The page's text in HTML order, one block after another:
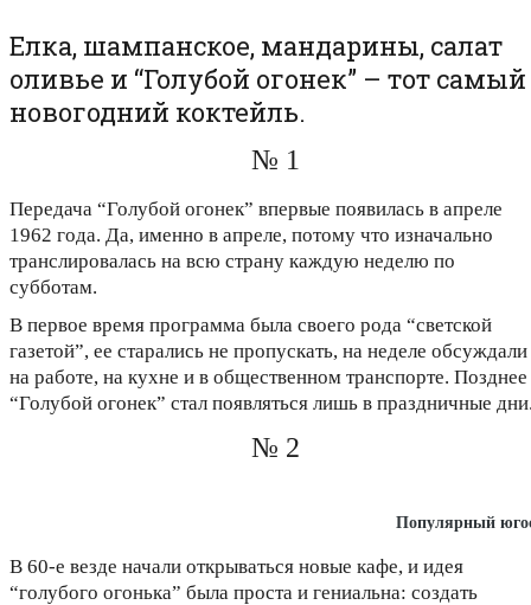
Елка, шампанское, мандарины, салат
оливье и “Голубой огонек” – тот самый
новогодний коктейль.
№ 1
Передача “Голубой огонек” впервые появилась в апреле
1962 года. Да, именно в апреле, потому что изначально
транслировалась на всю страну каждую неделю по
субботам.
В первое время программа была своего рода “светской
газетой”, ее старались не пропускать, на неделе обсуждали
на работе, на кухне и в общественном транспорте. Позднее
“Голубой огонек” стал появляться лишь в праздничные
№ 2
Популярный
В 60-е везде начали открываться новые кафе, и идея
“голубого огонька” была проста и гениальна: создать